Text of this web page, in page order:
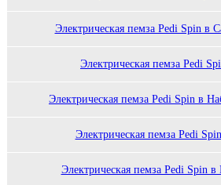
Электрическая пемза Pedi Spin в
Электрическая пемза Pedi
Электрическая пемза Pedi Spin в
Электрическая пемза Pedi
Электрическая пемза Pedi Spin в